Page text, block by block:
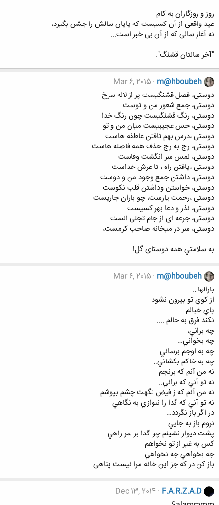
روز و روزگاران به کام
عید واقعی از آن کسیست که پایان سالش را جشن بگیرد،
نه آغاز سالی که از آن بی خبر است...
"آخر سالتان قشنگ".
m@hboubeh
Mar 6, 2015
دوستى، فصل قشنگيست پر از لاله سرخ
دوستى، جمع شعور من و توست
دوستى، رنگ قشنگيست چون رنگ خدا
دوستى، حس عجيبيست ميان من و تو
دوستى ،درس بهم تافتن عاطفه هاست
دوستى، رج به رج حذف همه فاصله هاست
دوستى، لمس سر انگشت وفاست
دوستى ،يافتن راه ، تا عرش خداست
دوستى، داشتن جمع وجود من و دوست
دوستى، خواستن وداشتن قلب نكوست
دوستى ،رحمت يارست، چو باران جاريست
دوستى، نذر و دعا بهر كسيست
دوستى، جرعه اى از جام تجلى الست
دوستى، سر در ميخانه صاحب كرمست،
به سلامتي همه دوستای گل!
m@hboubeh
Mar 6, 2015
بارالها…
از كوي تو بيرون نشود
پاي خيالم
نكند فرق به حالم ....
چه براني،
چه بخواني…
چه به اوجم برساني
چه به خاكم بكشاني…
نه من آنم كه برنجم
نه تو آني كه براني..
نه من آنم كه ز فيض نگهت چشم بپوشم
نه تو آني كه گدا را ننوازي به نگاهي
در اگر باز نگردد…
نروم باز به جايي
پشت ديوار نشينم چو گدا بر سر راهي
كس به غير از تو نخواهم
چه بخواهي چه نخواهي
باز كن در كه جز اين خانه مرا نيست پناهی
F.A.R.Z.A.D
Dec 13, 2014